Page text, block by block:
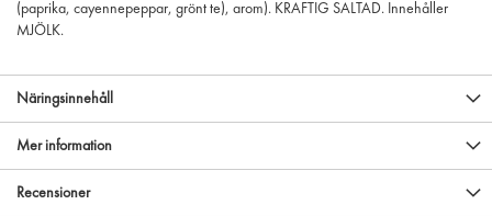
(paprika, cayennepeppar, grönt te), arom). KRAFTIG SALTAD. Innehåller
MJÖLK.
Näringsinnehåll
Mer information
Recensioner